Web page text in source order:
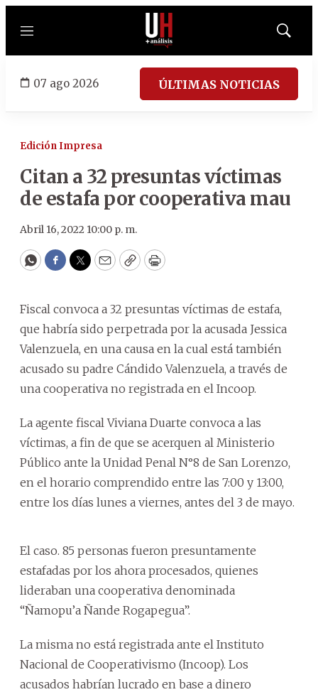
Menú
Mostrar
07 ago 2026 ÚLTIMAS NOTICIAS
Edición Impresa
Citan a 32 presuntas víctimas
de estafa por cooperativa mau
Abril 16, 2022 10:00 p. m.
WhatsApp
Facebook
Twitter
EmailCopyPrint
Fiscal convoca a 32 presuntas víctimas de estafa,
que habría sido perpetrada por la acusada Jessica
Valenzuela, en una causa en la cual está también
acusado su padre Cándido Valenzuela, a través de
una cooperativa no registrada en el Incoop.
La agente fiscal Viviana Duarte convoca a las
víctimas, a fin de que se acerquen al Ministerio
Público ante la Unidad Penal N°8 de San Lorenzo,
en el horario comprendido entre las 7:00 y 13:00,
entre los días lunes a viernes, antes del 3 de mayo.
El caso. 85 personas fueron presuntamente
estafadas por los ahora procesados, quienes
lideraban una cooperativa denominada
“Ñamopu’a Ñande Rogapegua”.
La misma no está registrada ante el Instituto
Nacional de Cooperativismo (Incoop). Los
acusados habrían lucrado en base a dinero